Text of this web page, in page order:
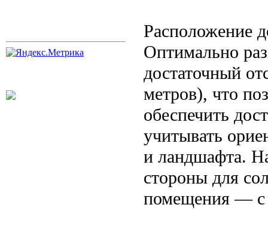
Расположение
Оптимально
достаточный
метров), что
обеспечить
учитывать
и ландшафта.
стороны для
помещения — с